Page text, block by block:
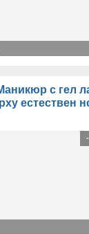
с гел
естествен